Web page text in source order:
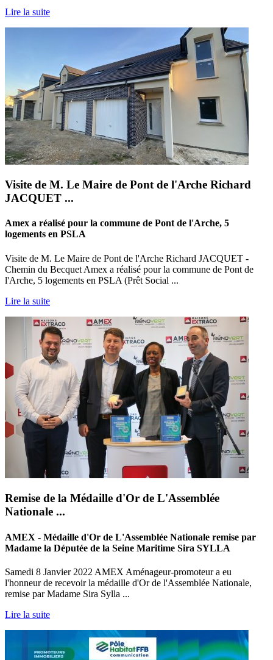
Lire la suite
Visite de M. Le Maire de Pont de l'Arche Richard
JACQUET ...
Amex a réalisé pour la commune de Pont de l'Arche, 5
logements en PSLA
Visite de M. Le Maire de Pont de l'Arche Richard JACQUET -
Chemin du Becquet Amex a réalisé pour la commune de Pont de
l'Arche, 5 logements en PSLA (Prêt Social ...
Lire la suite
Remise de la Médaille d'Or de L'Assemblée
Nationale ...
AMEX - Médaille d'Or de L'Assemblée Nationale remise par
Madame la Députée de la Seine Maritime Sira SYLLA
Samedi 8 Janvier 2022 AMEX Aménageur-promoteur a eu
l'honneur de recevoir la médaille d'Or de l'Assemblée Nationale,
remise par Madame Sira Sylla ...
Lire la suite